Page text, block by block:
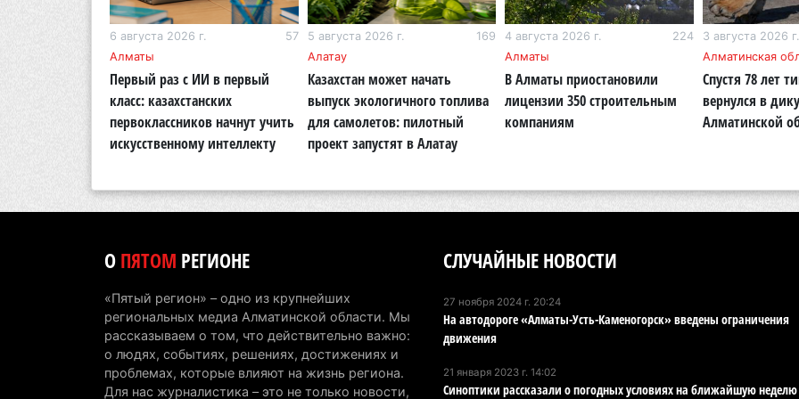
4
В
4
4
4
6 августа 2026 г.
57
Алматы
Первый раз с ИИ в первый
класс: казахстанских
первоклассников начнут учить
искусственному интеллекту
5 августа 2026 г.
169
Алатау
Казахстан может начать
выпуск экологичного топлива
для самолетов: пилотный
проект запустят в Алатау
4 августа 2026 г.
224
Алматы
В Алматы приостановили
лицензии 350 строительным
компаниям
3 августа 2026 г.
Алматинская
Спустя 78 лет
вернулся в
Алматинской
ОПЯТОМ РЕГИОНЕ
«Пятый регион» – одно из крупнейших
региональных медиа Алматинской области. Мы
рассказываем о том, что действительно важно:
о людях, событиях, решениях, достижениях и
проблемах, которые влияют на жизнь региона.
Для нас журналистика – это не только новости,
СЛУЧАЙНЫЕ НОВОСТИ
27 ноября 2024 г. 20:24
На автодороге «Алматы-Усть-Каменогорск» введены ограничения
движения
21 января 2023 г. 14:02
Синоптики рассказали о погодных условиях на ближайшую неделю